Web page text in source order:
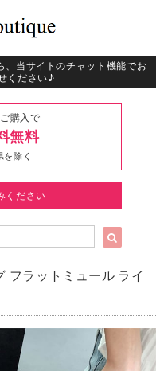
、当サイトのチャット機能でお
ください♪
購入で
無料
除く
ください
フラットミュール ライ